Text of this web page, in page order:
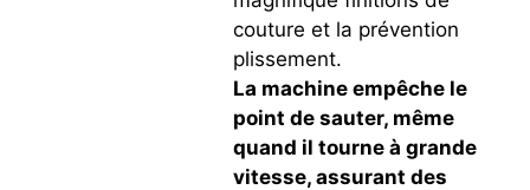
couture et la prévention
plissement.
La machine empêche le
point de sauter, même
quand il tourne à grande
vitesse, assurant des